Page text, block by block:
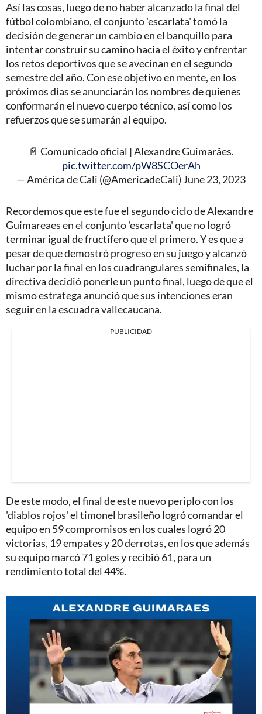
Así las cosas, luego de no haber alcanzado la final del
fútbol colombiano, el conjunto 'escarlata' tomó la
decisión de generar un cambio en el banquillo para
intentar construir su camino hacia el éxito y enfrentar
los retos deportivos que se avecinan en el segundo
semestre del año. Con ese objetivo en mente, en los
próximos días se anunciarán los nombres de quienes
conformarán el nuevo cuerpo técnico, así como los
refuerzos que se sumarán al equipo.
📄 Comunicado oficial | Alexandre Guimarães.
pic.twitter.com/pW8SCOerAh
— América de Cali (@AmericadeCali) June 23, 2023
Recordemos que este fue el segundo ciclo de Alexandre
Guimareaes en el conjunto 'escarlata' que no logró
terminar igual de fructífero que el primero. Y es que a
pesar de que demostró progreso en su juego y alcanzó
luchar por la final en los cuadrangulares semifinales, la
directiva decidió ponerle un punto final, luego de que el
mismo estratega anunció que sus intenciones eran
seguir en la escuadra vallecaucana.
PUBLICIDAD
De este modo, el final de este nuevo periplo con los
'diablos rojos' el timonel brasileño logró comandar el
equipo en 59 compromisos en los cuales logró 20
victorias, 19 empates y 20 derrotas, en los que además
su equipo marcó 71 goles y recibió 61, para un
rendimiento total del 44%.